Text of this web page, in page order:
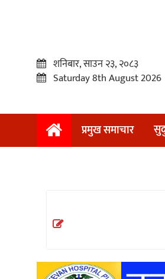
प्रमुख
अन्तराष्ट्रिय
शनिबार, साउन २३, २०८३
Saturday 8th August 2026
प्रमुख समाचार